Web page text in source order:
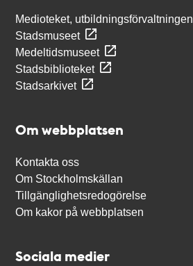
Medioteket, utbildningsförvaltningen
Stadsmuseet
Medeltidsmuseet
Stadsbiblioteket
Stadsarkivet
Om webbplatsen
Kontakta oss
Om Stockholmskällan
Tillgänglighetsredogörelse
Om kakor på webbplatsen
Sociala medier